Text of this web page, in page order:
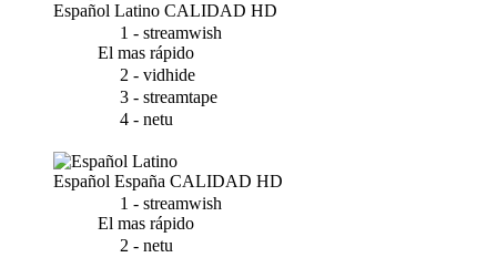
Español Latino CALIDAD HD
1 - streamwish
El mas rápido
2 - vidhide
3 - streamtape
4 - netu
Español España CALIDAD HD
1 - streamwish
El mas rápido
2 - netu